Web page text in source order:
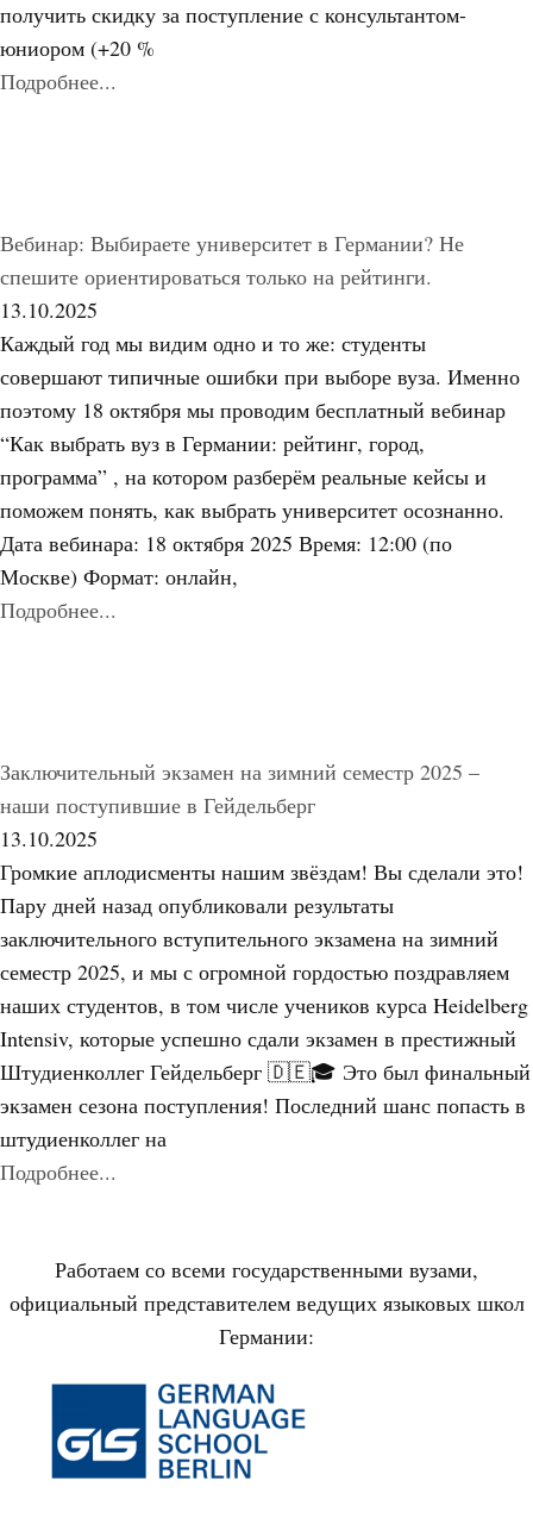
получить скидку за поступление с консультантом-
юниором (+20 %
Подробнее...
Вебинар: Выбираете университет в Германии? Не
спешите ориентироваться только на рейтинги.
13.10.2025
Каждый год мы видим одно и то же: студенты
совершают типичные ошибки при выборе вуза. Именно
поэтому 18 октября мы проводим бесплатный вебинар
“Как выбрать вуз в Германии: рейтинг, город,
программа” , на котором разберём реальные кейсы и
поможем понять, как выбрать университет осознанно.
Дата вебинара: 18 октября 2025 Время: 12:00 (по
Москве) Формат: онлайн,
Подробнее...
Заключительный экзамен на зимний семестр 2025 –
наши поступившие в Гейдельберг
13.10.2025
Громкие аплодисменты нашим звёздам! Вы сделали это!
Пару дней назад опубликовали результаты
заключительного вступительного экзамена на зимний
семестр 2025, и мы с огромной гордостью поздравляем
наших студентов, в том числе учеников курса Heidelberg
Intensiv, которые успешно сдали экзамен в престижный
Штудиенколлег Гейдельберг 🇩🇪🎓 Это был финальный
экзамен сезона поступления! Последний шанс попасть в
штудиенколлег на
Подробнее...
Работаем со всеми государственными вузами,
официальный представителем ведущих языковых школ
Германии: